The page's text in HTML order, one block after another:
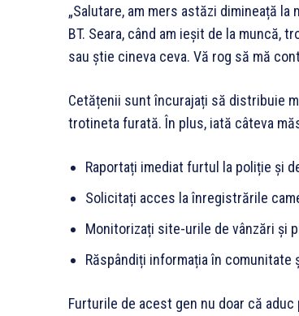
„Salutare, am mers astăzi dimineață
BT. Seara, când am ieșit de la muncă,
sau știe cineva ceva. Vă rog să mă
Cetățenii sunt încurajați să distribuie
trotineta furată. În plus, iată câteva
Raportați imediat furtul la poliție și
Solicitați acces la înregistrările
Monitorizați site-urile de vânzări și
Răspândiți informația în comunitate
Furturile de acest gen nu doar că